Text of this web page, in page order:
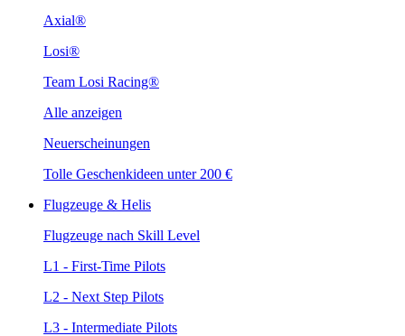
Axial®
Losi®
Team Losi Racing®
Alle anzeigen
Neuerscheinungen
Tolle Geschenkideen unter 200 €
Flugzeuge & Helis
Flugzeuge nach Skill Level
L1 - First-Time Pilots
L2 - Next Step Pilots
L3 - Intermediate Pilots